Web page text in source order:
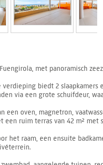
met panoramisch
biedt 2
via een grote schuifdeur,
een oven, magnetron,
ruim terras van 42 m² met
het raam, een ensuite